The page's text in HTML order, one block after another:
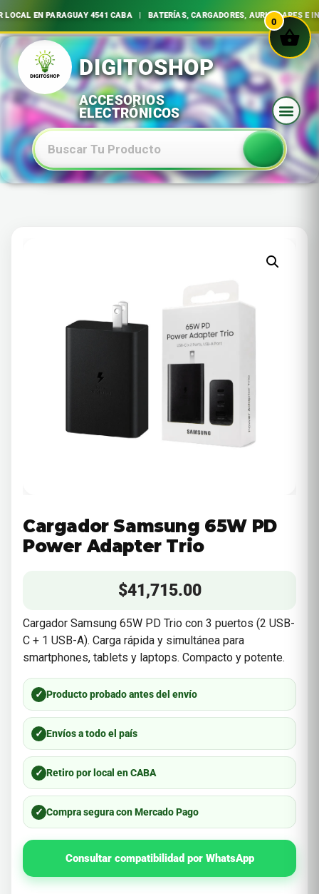
PARAGUAY 4541 CABA | BATERÍAS, CARGADORES, AURICULARES E
Ir
al
contenido
Cargador Samsung 65W PD
Power Adapter Trio
$41,715.00
Cargador Samsung 65W PD Trio con 3 puertos (2 USB-
C + 1 USB-A). Carga rápida y simultánea para
smartphones, tablets y laptops. Compacto y potente.
✓ Producto probado antes del envío
✓ Envíos a todo el país
✓ Retiro por local en CABA
✓ Compra segura con Mercado Pago
Consultar compatibilidad por WhatsApp
0